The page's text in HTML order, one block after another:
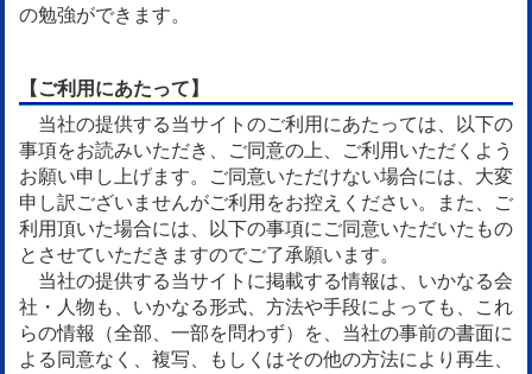
の勉強ができます。
【ご利用にあたって】
当社の提供する当サイトのご利用にあたっては、以下の
事項をお読みいただき、ご同意の上、ご利用いただくよう
お願い申し上げます。ご同意いただけない場合には、大変
申し訳ございませんがご利用をお控えください。また、ご
利用頂いた場合には、以下の事項にご同意いただいたもの
とさせていただきますのでご了承願います。
当社の提供する当サイトに掲載する情報は、いかなる会
社・人物も、いかなる形式、方法や手段によっても、これ
らの情報（全部、一部を問わず）を、当社の事前の書面に
よる同意なく、複写、もしくはその他の方法により再生、